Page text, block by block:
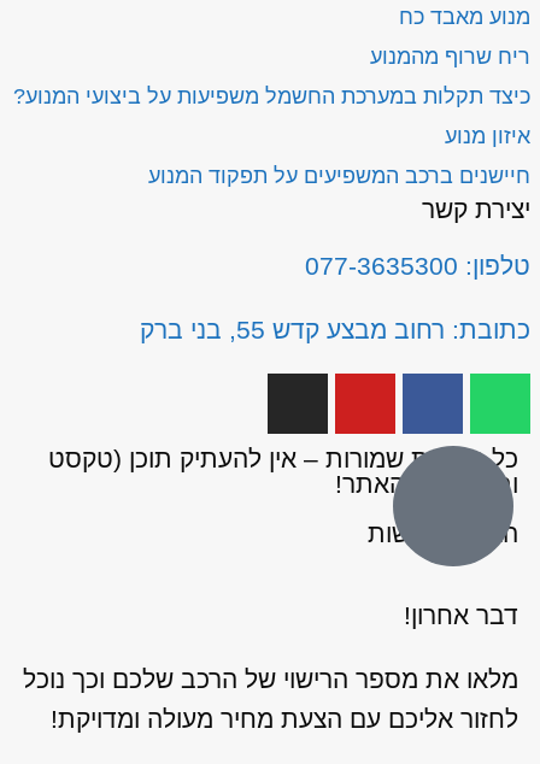
מנוע מאבד כח
ריח שרוף מהמנוע
כיצד תקלות במערכת החשמל משפיעות על ביצועי המנוע?
איזון מנוע
חיישנים ברכב המשפיעים על תפקוד המנוע
יצירת קשר
טלפון: 077-3635300
כתובת: רחוב מבצע קדש 55, בני ברק
כל הזכויות שמורות – אין להעתיק תוכן (טקסט
ותמונות) מהאתר!
הצהרת נגישות
דבר אחרון!
מלאו את מספר הרישוי של הרכב שלכם וכך נוכל
לחזור אליכם עם הצעת מחיר מעולה ומדויקת!